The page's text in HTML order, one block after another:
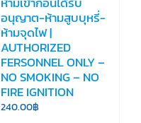
อนุญาต-ห้ามสูบบุหรี่-
ห้ามจุดไฟ |
AUTHORIZED
FERSONNEL ONLY –
NO SMOKING – NO
FIRE IGNITION
240.00฿